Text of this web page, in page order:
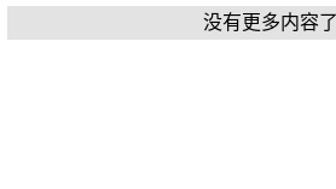
没有更多内容了